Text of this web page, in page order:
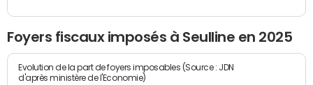
Foyers fiscaux imposés à Seulline en 2025
Evolution de la part de foyers imposables (Source : JDN
d'après ministère de l'Economie)